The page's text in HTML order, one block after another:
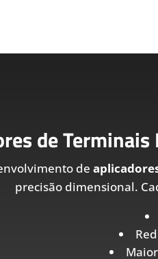
de
de
precisão dimensional.